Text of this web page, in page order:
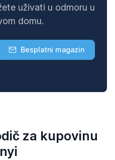
uživati u odmoru u
domu.
Besplatni magazin
za kupovinu